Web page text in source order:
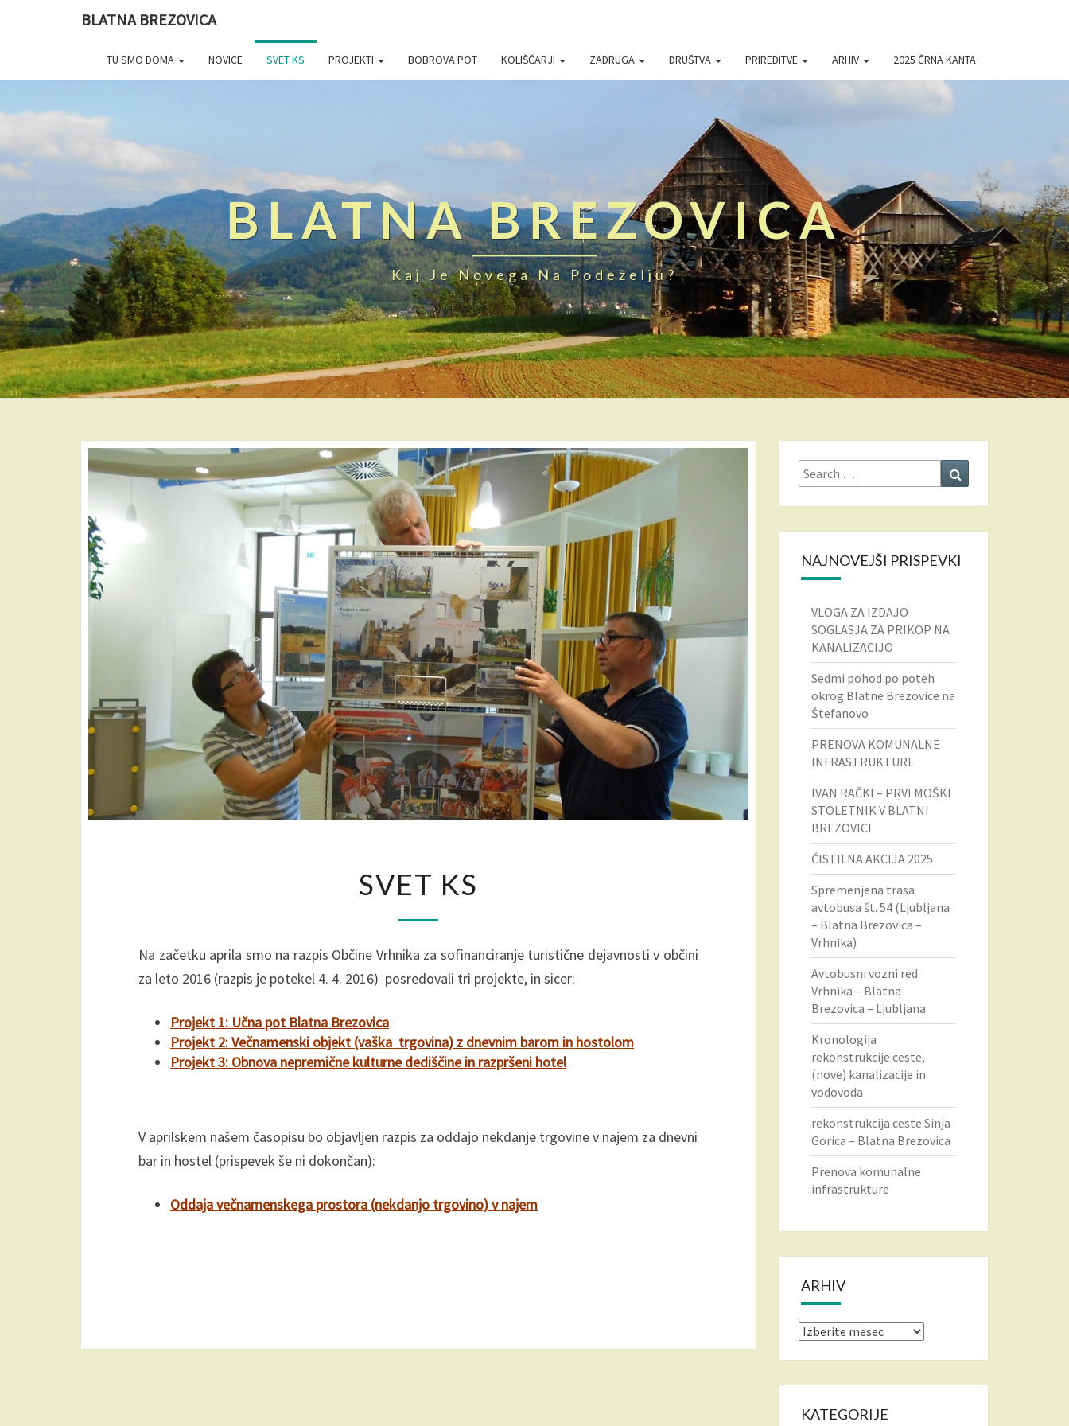
BLATNA BREZOVICA
TU SMO DOMA NOVICE SVET KS PROJEKTI BOBROVA POT KOLIŠČARJI ZADRUGA DRUŠTVA PRIREDITVE ARHIV 2025 ČRNA KANTA
BLATNA BREZOVICA
Kaj Je Novega Na Podeželju?
V
T
S
?
SVET KS
Na začetku aprila smo na razpis Občine Vrhnika za sofinanciranje turistične dejavnosti v občini
za leto 2016 (razpis je potekel 4. 4. 2016) posredovali tri projekte, in sicer:
Projekt 1: Učna pot Blatna Brezovica
Projekt 2: Večnamenski objekt (vaška trgovina) z dnevnim barom in hostolom
Projekt 3: Obnova nepremične kulturne dediščine in razpršeni hotel
V aprilskem našem časopisu bo objavljen razpis za oddajo nekdanje trgovine v najem za dnevni
bar in hostel (prispevek še ni dokončan):
Oddaja večnamenskega prostora (nekdanjo trgovino) v najem
Search
for:
NAJNOVEJŠI PRISPEVKI
VLOGA ZA IZDAJO
SOGLASJA ZA PRIKOP NA
KANALIZACIJO
Sedmi pohod po poteh
okrog Blatne Brezovice na
Štefanovo
PRENOVA KOMUNALNE
INFRASTRUKTURE
IVAN RAČKI – PRVI MOŠKI
STOLETNIK V BLATNI
BREZOVICI
ĆISTILNA AKCIJA 2025
Spremenjena trasa
avtobusa št. 54 (Ljubljana
– Blatna Brezovica –
Vrhnika)
Avtobusni vozni red
Vrhnika – Blatna
Brezovica – Ljubljana
Kronologija
rekonstrukcije ceste,
(nove) kanalizacije in
vodovoda
rekonstrukcija ceste Sinja
Gorica – Blatna Brezovica
Prenova komunalne
infrastrukture
ARHIV
Arhiv
KATEGORIJE